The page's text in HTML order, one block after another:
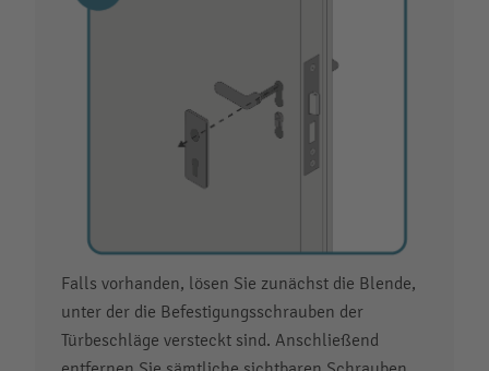
Falls vorhanden, lösen Sie zunächst die Blende,
unter der die Befestigungsschrauben der
Türbeschläge versteckt sind. Anschließend